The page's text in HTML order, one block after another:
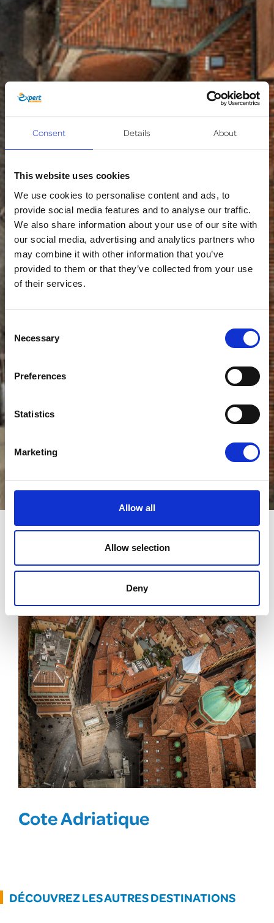
Consent Details About
This website uses cookies
We use cookies to personalise content and ads, to
provide social media features and to analyse our traffic.
We also share information about your use of our site with
our social media, advertising and analytics partners who
may combine it with other information that you’ve
provided to them or that they’ve collected from your use
of their services.
Selection
Necessary
Preferences
Statistics
Marketing
Allow all
Allow selection
Deny
DÉCOUVREZ LA ÉMILIE-ROMAGNE
Cote Adriatique
DÉCOUVREZ LES AUTRES DESTINATIONS